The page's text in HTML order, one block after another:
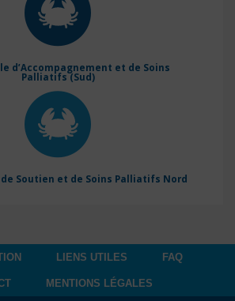
d’Accompagnement et de Soins
Palliatifs (Sud)
Soutien et de Soins Palliatifs Nord
LIENS UTILES FAQ
MENTIONS LÉGALES